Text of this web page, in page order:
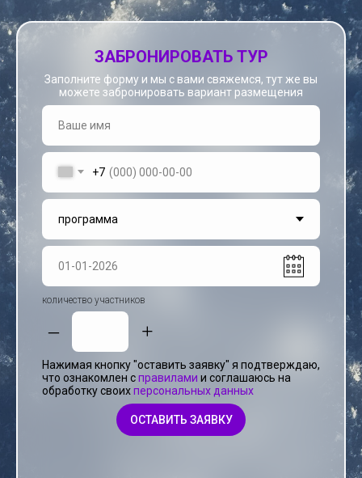
ЗАБРОНИРОВАТЬ ТУР
Заполните форму и мы с вами свяжемся, тут же вы
можете забронировать вариант размещения
+7
количество участников
– +
Нажимая кнопку "оставить заявку" я подтверждаю,
что ознакомлен справилами и соглашаюсь на
обработку своихперсональных данных
ОСТАВИТЬ ЗАЯВКУ